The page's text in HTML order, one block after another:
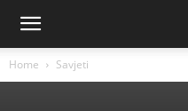
Home Savjeti